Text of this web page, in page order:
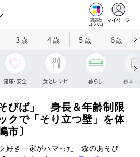
講談社
コクリコ
マイページ
3歳 4歳 5歳 6歳
健康・安全 食とレシピ 暮らし 絵本・
びば」 身長＆年齢制限
クで「そり立つ壁」を体
市〕
好き一家がハマった「森のあそび